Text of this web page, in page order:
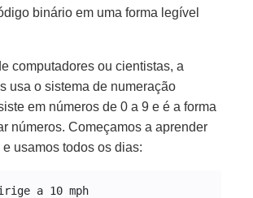
binário em uma forma legível
computadores ou cientistas, a
usa o sistema de numeração
em números de 0 a 9 e é a forma
números. Começamos a aprender
usamos todos os dias:
a 10 mph